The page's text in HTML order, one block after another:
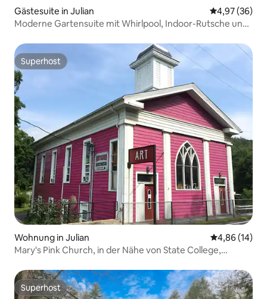
Gästesuite in Julian
4,97 (36)
Moderne Gartensuite mit Whirlpool, Indoor-Rutsche und
Superhost
Superhost
Wohnung in Julian
4,86 (14)
Mary's Pink Church, in der Nähe von State College,
Superhost
Superhost